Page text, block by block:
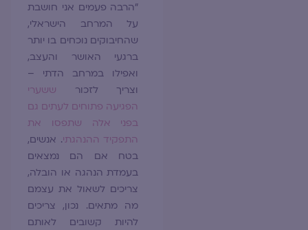
"הרבה פעמים אני חושבת
על המרחב הישראלי,
שהחיבוקים נוכחים בו יותר
ברגעי האושר והעצב,
ואפילו במרחב הדתי –
וצריך לזכור
ששערי
הפגיעה פתוחים לעתים גם
בפני אלה שתפסו את
התפקיד ההנהגתי. אנשים,
בטח אם הם נמצאים
בעמדת הנהגה או הובלה,
צריכים לשאול את עצמם
מה מתאים. נכון, צריכים
להיות קשובים לאותם